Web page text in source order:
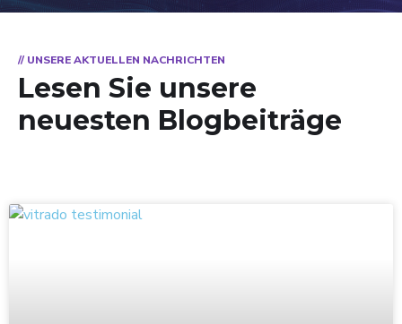
// UNSERE AKTUELLEN NACHRICHTEN
Lesen Sie unsere
neuesten Blogbeiträge